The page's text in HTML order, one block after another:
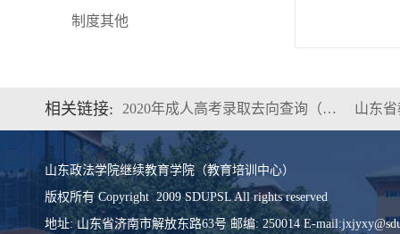
制度其他
相关链接: 2020年成人高考录取去向查询（… 山东
山东政法学院继续教育学院（教育培训中心）
版权所有 Copyright 2009 SDUPSL All rights reserved
地址: 山东省济南市解放东路63号 邮编: 250014 E-